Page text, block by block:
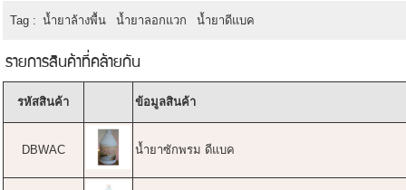
Tag : น้ำยาล้างพื้น น้ำยาลอกแวก น้ำยาดีแบค
รายการสินค้าที่คล้ายกัน
รหัสสินค้า ข้อมูลสินค้า
DBWAC น้ำยาซักพรม ดีแบค